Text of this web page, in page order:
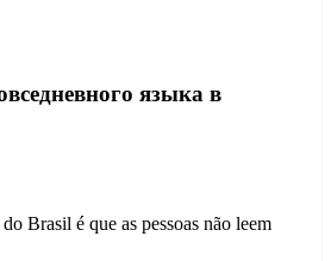
языка в
Brasil é que as pessoas não leem